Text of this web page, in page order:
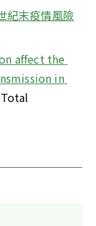
紀末疫情風險
affect the
in